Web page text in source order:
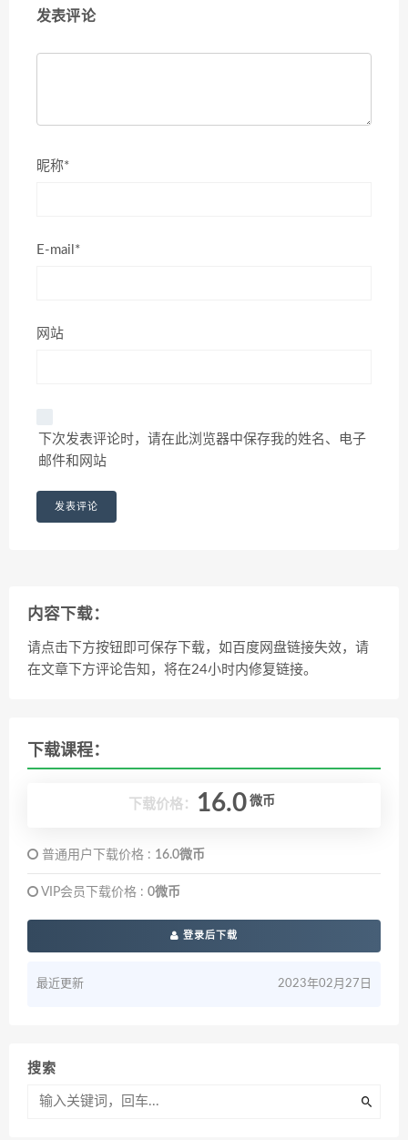
发表评论
昵称*
E-mail*
网站
下次发表评论时，请在此浏览器中保存我的姓名、电子
邮件和网站
内容下载：
请点击下方按钮即可保存下载，如百度网盘链接失效，请
在文章下方评论告知，将在24小时内修复链接。
下载课程：
下载价格： 16.0 微币
普通用户下载价格 : 16.0微币
VIP会员下载价格 : 0微币
登录后下载
最近更新 2023年02月27日
搜索